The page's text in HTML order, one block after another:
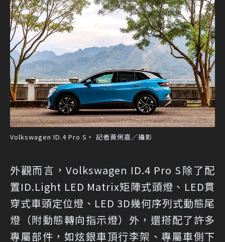
Volkswagen ID.4 Pro S。 記者黃俐嘉／攝影
外觀而言，Volkswagen ID.4 Pro S除了配
置ID.Light LED Matrix矩陣式頭燈、LED貫
穿式車頭定位燈、LED 3D幾何序列式動態尾
燈（附動態轉向指示燈）外，還搭配了許多
專屬部件，如炫銀車頂行李架、專屬車側下